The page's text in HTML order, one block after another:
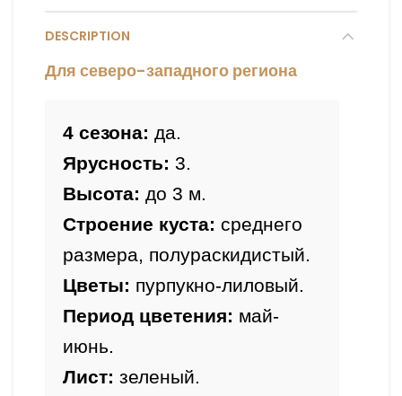
DESCRIPTION
Для северо-западного региона
4 сезона: да.
Ярусность: 3.
Высота: до 3 м.
Строение куста: среднего
размера, полураскидистый.
Цветы: пурпукно-лиловый.
Период цветения: май-
июнь.
Лист: зеленый.